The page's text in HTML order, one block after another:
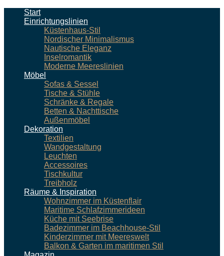
Start
Einrichtungslinien
Küstenhaus-Stil
Nordischer Minimalismus
Nautische Eleganz
Inselromantik
Moderne Meereslinien
Möbel
Sofas & Sessel
Tische & Stühle
Schränke & Regale
Betten & Nachttische
Außenmöbel
Dekoration
Textilien
Wandgestaltung
Leuchten
Accessoires
Tischkultur
Treibholz
Räume & Inspiration
Wohnzimmer im Küstenflair
Maritime Schlafzimmerideen
Küche mit Seebrise
Badezimmer im Beachhouse-Stil
Kinderzimmer mit Meereswelt
Balkon & Garten im maritimen Stil